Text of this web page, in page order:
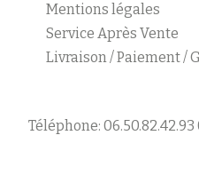
Mentions légales
Service Après Vente
Livraison / Paiement /
Téléphone: 06.50.82.42.93